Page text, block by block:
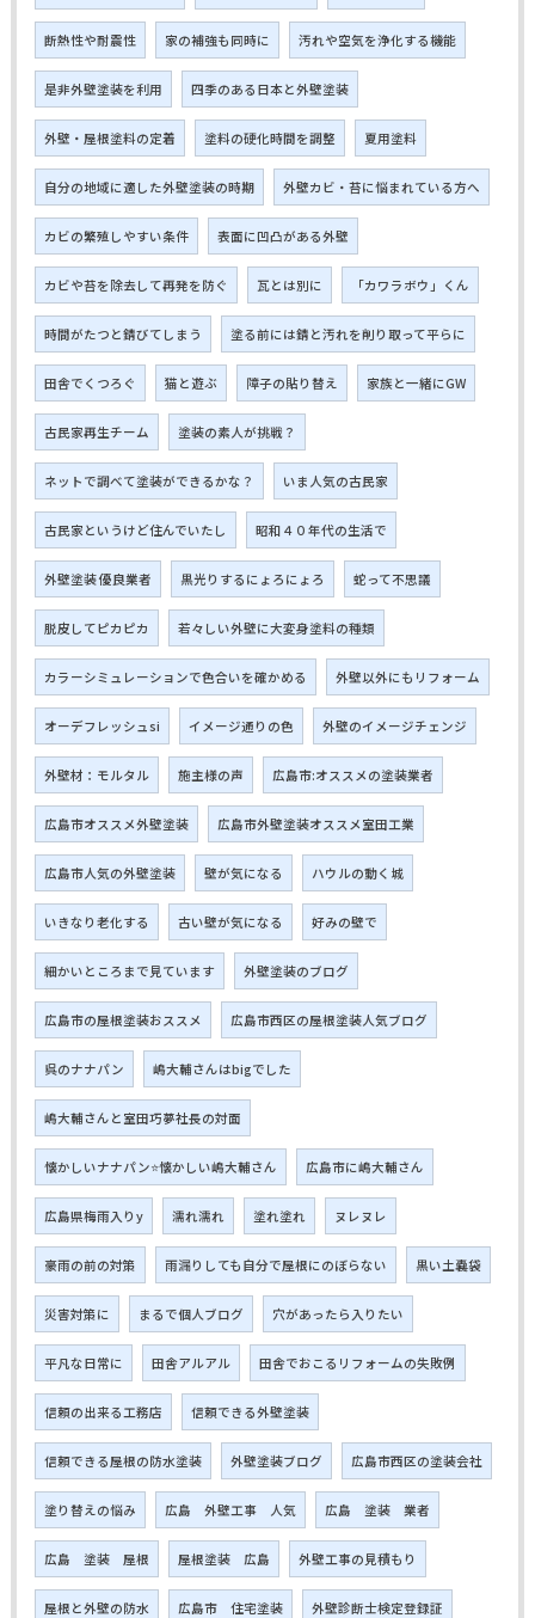
断熱性や耐震性 家の補強も同時に 汚れや空気を浄化する機能
是非外壁塗装を利用 四季のある日本と外壁塗装
外壁・屋根塗料の定着 塗料の硬化時間を調整 夏用塗料
自分の地域に適した外壁塗装の時期 外壁カビ・苔に悩まれている方へ
カビの繁殖しやすい条件 表面に凹凸がある外壁
カビや苔を除去して再発を防ぐ 瓦とは別に 「カワラボウ」くん
時間がたつと錆びてしまう 塗る前には錆と汚れを削り取って平らに
田舎でくつろぐ 猫と遊ぶ 障子の貼り替え 家族と一緒にGW
古民家再生チーム 塗装の素人が挑戦？
ネットで調べて塗装ができるかな？ いま人気の古民家
古民家というけど住んでいたし 昭和４０年代の生活で
外壁塗装 優良業者 黒光りするにょろにょろ 蛇って不思議
脱皮してピカピカ 若々しい外壁に大変身塗料の種類
カラーシミュレーションで色合いを確かめる 外壁以外にもリフォーム
オーデフレッシュsi イメージ通りの色 外壁のイメージチェンジ
外壁材：モルタル 施主様の声 広島市:オススメの塗装業者
広島市オススメ外壁塗装 広島市外壁塗装オススメ室田工業
広島市人気の外壁塗装 壁が気になる ハウルの動く城
いきなり老化する 古い壁が気になる 好みの壁で
細かいところまで見ています 外壁塗装のブログ
広島市の屋根塗装おススメ 広島市西区の屋根塗装人気ブログ
呉のナナパン 嶋大輔さんはbigでした
嶋大輔さんと室田巧夢社長の対面
懐かしいナナパン⭐懐かしい嶋大輔さん 広島市に嶋大輔さん
広島県梅雨入りy 濡れ濡れ 塗れ塗れ ヌレヌレ
豪雨の前の対策 雨漏りしても自分で屋根にのぼらない 黒い土嚢袋
災害対策に まるで個人ブログ 穴があったら入りたい
平凡な日常に 田舎アルアル 田舎でおこるリフォームの失敗例
信頼の出来る工務店 信頼できる外壁塗装
信頼できる屋根の防水塗装 外壁塗装ブログ 広島市西区の塗装会社
塗り替えの悩み 広島 外壁工事 人気 広島 塗装 業者
広島 塗装 屋根 屋根塗装 広島 外壁工事の見積もり
屋根と外壁の防水 広島市 住宅塗装 外壁診断士検定登録証